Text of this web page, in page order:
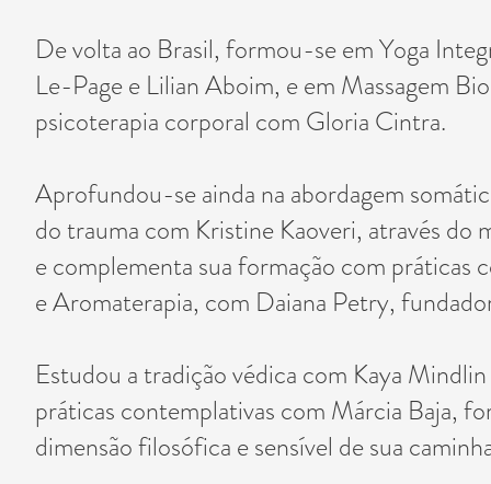
De volta ao Brasil, formou-se em Yoga
Le-Page e Lilian Aboim, e em Massagem
psicoterapia corporal com Gloria Cintra.
Aprofundou-se ainda na abordagem
do trauma com Kristine Kaoveri, através do
e complementa sua formação com práticas
e Aromaterapia, com Daiana Petry,
Estudou a tradição védica com Kaya
práticas contemplativas com Márcia Baja,
dimensão filosófica e sensível de sua